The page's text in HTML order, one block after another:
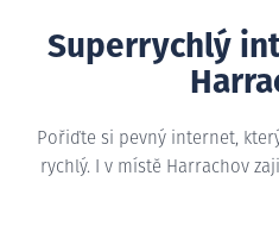
Superrychlý
Pořiďte si pevný internet,
rychlý. I v místě Harrachov